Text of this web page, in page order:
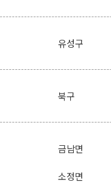
유성구
북구
금남면
소정면